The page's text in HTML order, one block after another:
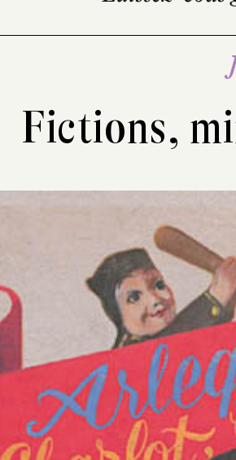
Fictions,
Previous